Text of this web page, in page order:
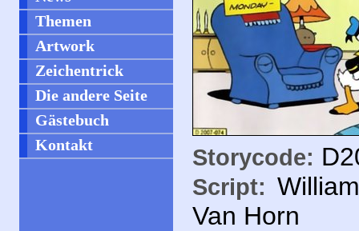
Themen
Artwork
Zeichentrick
Die andere Seite
Gästebuch
Kontakt
Storycode:
Script:
Van Horn